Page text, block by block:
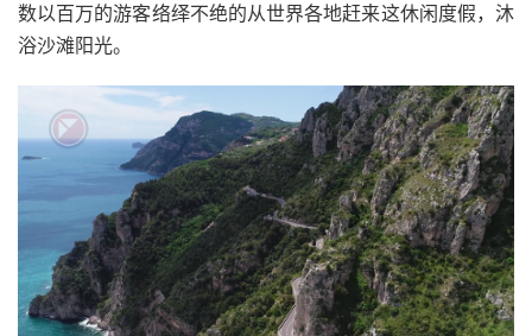
数以百万的游客络绎不绝的从世界各地赶来这休闲度假，沐
浴沙滩阳光。